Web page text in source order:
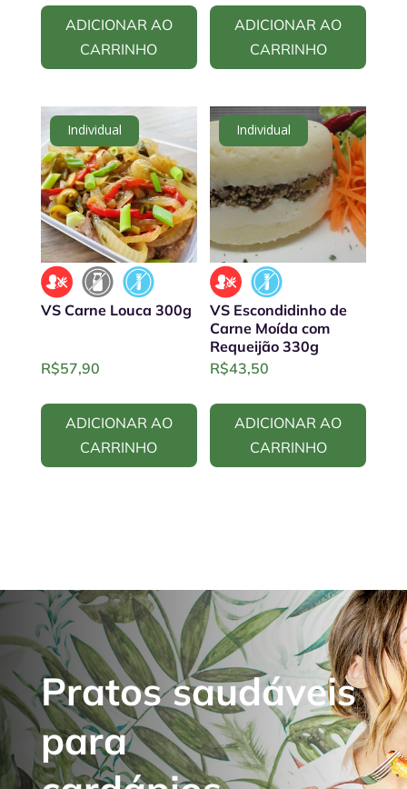
ADICIONAR AO
CARRINHO
ADICIONAR AO
CARRINHO
Individual
VS Carne Louca 300g
R$57,90
ADICIONAR AO
CARRINHO
Individual
VS Escondidinho de
Carne Moída com
Requeijão 330g
R$43,50
ADICIONAR AO
CARRINHO
Pratos saudáveis
para